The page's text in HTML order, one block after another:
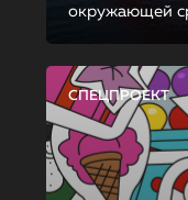
окружающей
СПЕЦПРОЕКТ